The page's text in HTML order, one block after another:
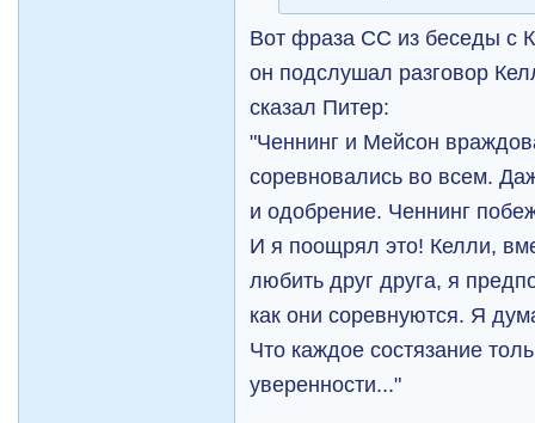
Вот фраза СС из беседы с
он подслушал разговор
сказал Питер:
"Ченнинг и Мейсон
соревновались во всем.
и одобрение. Ченнинг
И я поощрял это! Келли,
любить друг друга, я
как они соревнуются. Я
Что каждое состязание
уверенности..."